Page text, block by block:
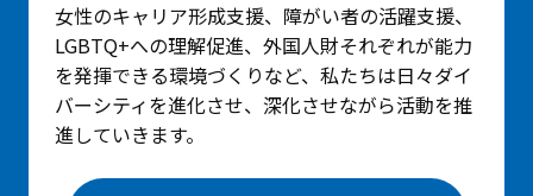
女性のキャリア形成支援、障がい者の活躍支援、
LGBTQ+への理解促進、外国人財それぞれが能力
を発揮できる環境づくりなど、私たちは日々ダイ
バーシティを進化させ、深化させながら活動を推
進していきます。